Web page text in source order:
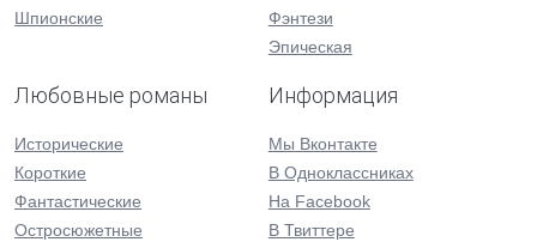
Шпионские
Фэнтези
Эпическая
Любовные романы
Исторические
Короткие
Фантастические
Остросюжетные
Информация
Мы Вконтакте
В Одноклассниках
На Facebook
В Твиттере